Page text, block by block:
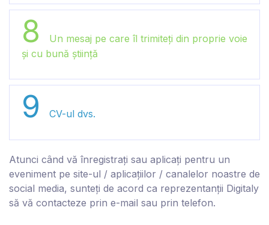
8
Un mesaj pe care îl trimiteți din proprie voie
și cu bună știință
9 CV-ul dvs.
Atunci când vă înregistrați sau aplicați pentru un
eveniment pe site-ul / aplicațiilor / canalelor noastre de
social media, sunteți de acord ca reprezentanții Digitaly
să vă contacteze prin e-mail sau prin telefon.